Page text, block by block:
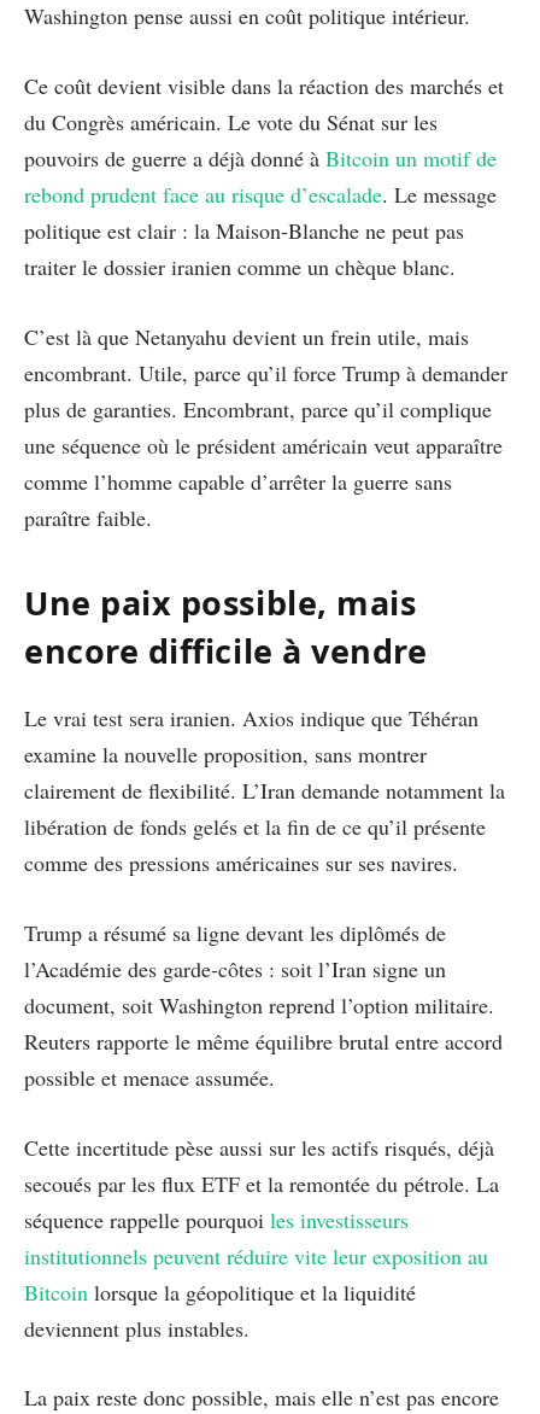
Washington pense aussi en coût politique intérieur.
Ce coût devient visible dans la réaction des marchés et
du Congrès américain. Le vote du Sénat sur les
pouvoirs de guerre a déjà donné à Bitcoin un motif de
rebond prudent face au risque d’escalade. Le message
politique est clair : la Maison-Blanche ne peut pas
traiter le dossier iranien comme un chèque blanc.
C’est là que Netanyahu devient un frein utile, mais
encombrant. Utile, parce qu’il force Trump à demander
plus de garanties. Encombrant, parce qu’il complique
une séquence où le président américain veut apparaître
comme l’homme capable d’arrêter la guerre sans
paraître faible.
Une paix possible, mais
encore difficile à vendre
Le vrai test sera iranien. Axios indique que Téhéran
examine la nouvelle proposition, sans montrer
clairement de flexibilité. L’Iran demande notamment la
libération de fonds gelés et la fin de ce qu’il présente
comme des pressions américaines sur ses navires.
Trump a résumé sa ligne devant les diplômés de
l’Académie des garde-côtes : soit l’Iran signe un
document, soit Washington reprend l’option militaire.
Reuters rapporte le même équilibre brutal entre accord
possible et menace assumée.
Cette incertitude pèse aussi sur les actifs risqués, déjà
secoués par les flux ETF et la remontée du pétrole. La
séquence rappelle pourquoi les investisseurs
institutionnels peuvent réduire vite leur exposition au
Bitcoin lorsque la géopolitique et la liquidité
deviennent plus instables.
La paix reste donc possible, mais elle n’est pas encore